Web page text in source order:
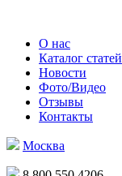
О нас
Каталог статей
Новости
Фото/Видео
Отзывы
Контакты
Москва